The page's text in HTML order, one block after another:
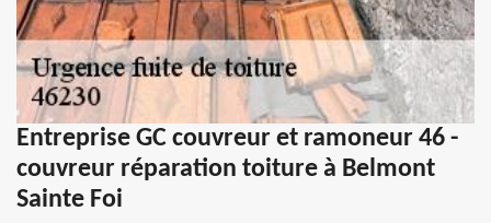
Entreprise GC couvreur et ramoneur 46 -
couvreur réparation toiture à Belmont
Sainte Foi